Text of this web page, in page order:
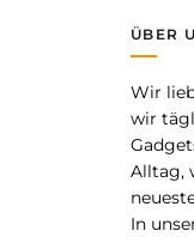
ÜBER
Wir
wir
Alltag,
In